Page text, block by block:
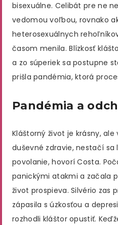
bisexuálne. Celibát pre ne
vedomou voľbou, rovnako
heterosexuálnych
časom menila. Blízkosť
a zo súperiek sa postupne
prišla pandémia, ktorá
Pandémia a
Kláštorný život je krásny, ale
duševné zdravie, nestačí
povolanie, hovorí Costa.
panickými atakmi a začala
život prospieva. Silvério zas
zápasila s úzkosťou a
rozhodli kláštor opustiť.